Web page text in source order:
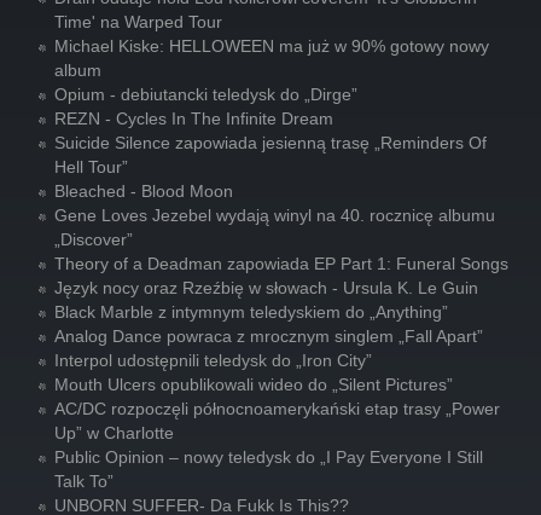
Time' na Warped Tour
Michael Kiske: HELLOWEEN ma już w 90% gotowy nowy
album
Opium - debiutancki teledysk do „Dirge”
REZN - Cycles In The Infinite Dream
Suicide Silence zapowiada jesienną trasę „Reminders Of
Hell Tour”
Bleached - Blood Moon
Gene Loves Jezebel wydają winyl na 40. rocznicę albumu
„Discover”
Theory of a Deadman zapowiada EP Part 1: Funeral Songs
Język nocy oraz Rzeźbię w słowach - Ursula K. Le Guin
Black Marble z intymnym teledyskiem do „Anything”
Analog Dance powraca z mrocznym singlem „Fall Apart”
Interpol udostępnili teledysk do „Iron City”
Mouth Ulcers opublikowali wideo do „Silent Pictures”
AC/DC rozpoczęli północnoamerykański etap trasy „Power
Up” w Charlotte
Public Opinion – nowy teledysk do „I Pay Everyone I Still
Talk To”
UNBORN SUFFER- Da Fukk Is This??